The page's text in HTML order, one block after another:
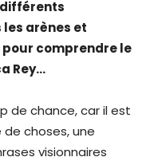
arènes et
comprendre le
Rey…
de chance, car il est
choses, une
visionnaires